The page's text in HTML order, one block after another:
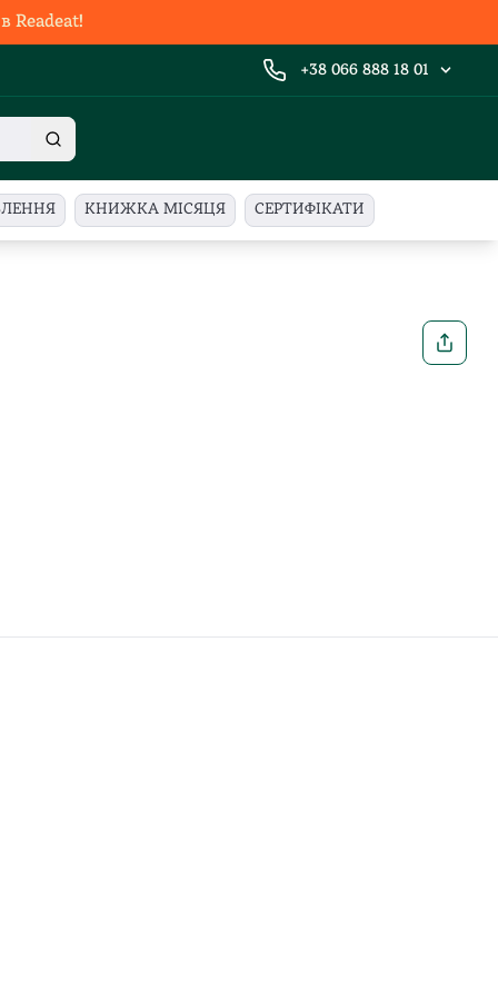
Readeat!
+38 066 888 18 01
КНИЖКА МІСЯЦЯ СЕРТИФІКАТИ